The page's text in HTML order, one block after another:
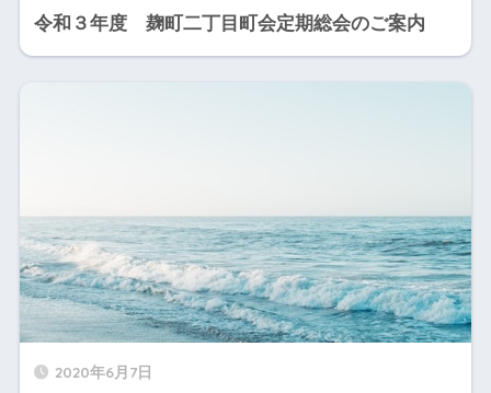
令和３年度 麹町二丁目町会定期総会のご案内
2020年6月7日